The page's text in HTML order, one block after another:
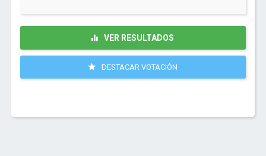
VER RESULTADOS
DESTACAR VOTACIÓN